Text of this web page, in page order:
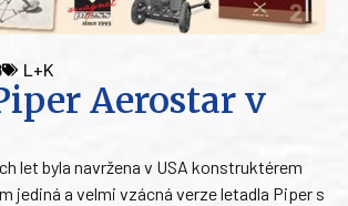
L+K
Aerostar v
let byla navržena v USA konstruktérem
jediná a velmi vzácná verze letadla Piper s